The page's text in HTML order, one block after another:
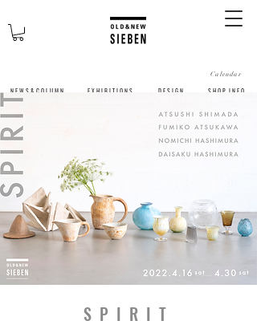
N E W S & C O L U M N
Calendar
​E X H I B I T I O N S D E S I G N S H O P I N F O
SPIRIT